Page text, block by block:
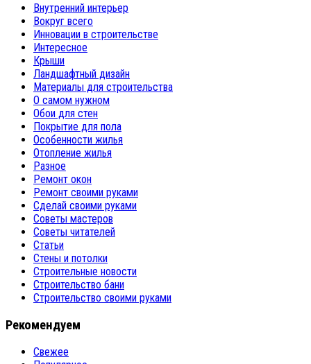
Внутренний интерьер
Вокруг всего
Инновации в строительстве
Интересное
Крыши
Ландшафтный дизайн
Материалы для строительства
О самом нужном
Обои для стен
Покрытие для пола
Особенности жилья
Отопление жилья
Разное
Ремонт окон
Ремонт своими руками
Сделай своими руками
Советы мастеров
Советы читателей
Статьи
Стены и потолки
Строительные новости
Строительство бани
Строительство своими руками
Рекомендуем
Свежее